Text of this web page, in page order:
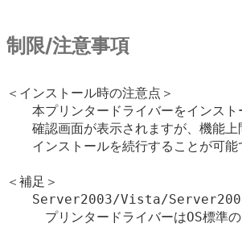
制限/注意事項
＜インストール時の注意点＞
本プリンタードライバーをインスト
確認画面が表示されますが、機能上
インストールを続行することが可能
＜補足＞
Server2003/Vista/
プリンタードライバーはOS標準